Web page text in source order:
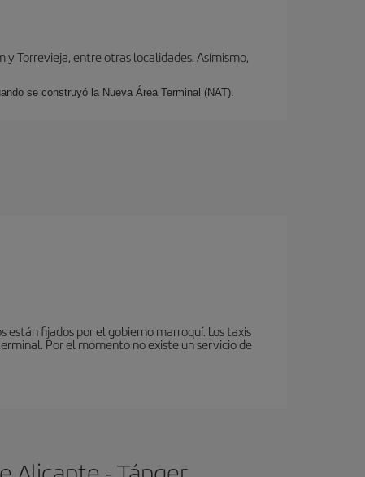
Torrevieja, entre otras localidades. Asímismo,
se construyó la Nueva Área Terminal (NAT).
fijados por el gobierno marroquí. Los taxis
Por el momento no existe un servicio de